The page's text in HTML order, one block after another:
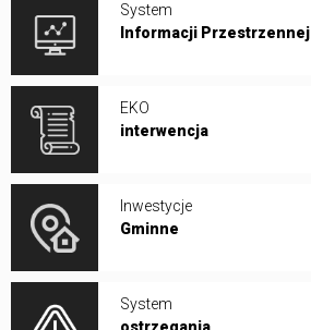
System
Informacji Przestrzennej
EKO
interwencja
Inwestycje
Gminne
System